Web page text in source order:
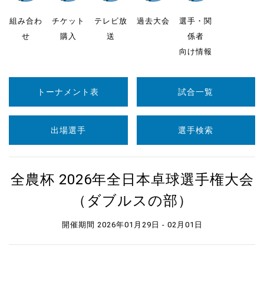
組み合わ
せ
チケット
購入
テレビ放
送
過去大会
選手・関
係者
向け情報
トーナメント表 試合一覧
出場選手 選手検索
全農杯 2026年全日本卓球選手権大会
（ダブルスの部）
開催期間 2026年01月29日 - 02月01日